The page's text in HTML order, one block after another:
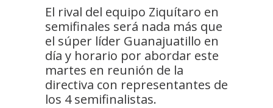
El rival del equipo Ziquítaro en
semifinales será nada más que
el súper líder Guanajuatillo en
día y horario por abordar este
martes en reunión de la
directiva con representantes de
los 4 semifinalistas.